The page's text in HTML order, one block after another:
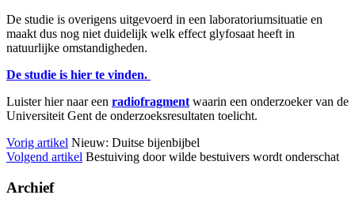
De studie is overigens uitgevoerd in een laboratoriumsituatie en
maakt dus nog niet duidelijk welk effect glyfosaat heeft in
natuurlijke omstandigheden.
De studie is hier te vinden.
Luister hier naar een radiofragment waarin een onderzoeker van de
Universiteit Gent de onderzoeksresultaten toelicht.
Vorig artikel Nieuw: Duitse bijenbijbel
Volgend artikel Bestuiving door wilde bestuivers wordt onderschat
Archief